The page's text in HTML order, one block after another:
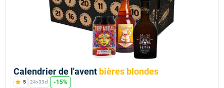
Calendrier de l'avent bières blondes
5 24x33cl -15%